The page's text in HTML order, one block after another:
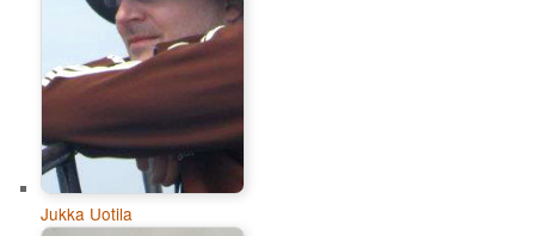
Jukka Uotila